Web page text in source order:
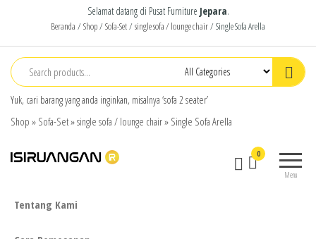
Selamat datang di Pusat Furniture Jepara.
Beranda / Shop/ Sofa-Set/ single sofa / lounge chair/ Single Sofa Arella
Yuk, cari barang yang anda inginkan, misalnya ‘sofa 2 seater’
Shop » Sofa-Set»single sofa / lounge chair» Single Sofa Arella
Menu
0
Tentang Kami